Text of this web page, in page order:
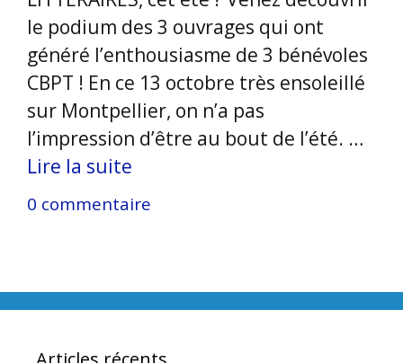
le podium des 3 ouvrages qui ont
généré l’enthousiasme de 3 bénévoles
CBPT ! En ce 13 octobre très ensoleillé
sur Montpellier, on n’a pas
l’impression d’être au bout de l’été. …
Lire la suite
0 commentaire